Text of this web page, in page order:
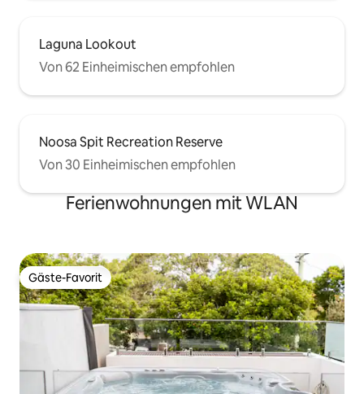
Laguna Lookout
Von 62 Einheimischen empfohlen
Noosa Spit Recreation Reserve
Von 30 Einheimischen empfohlen
Ferienwohnungen mit WLAN
Gäste-Favorit
Gäste-Favorit